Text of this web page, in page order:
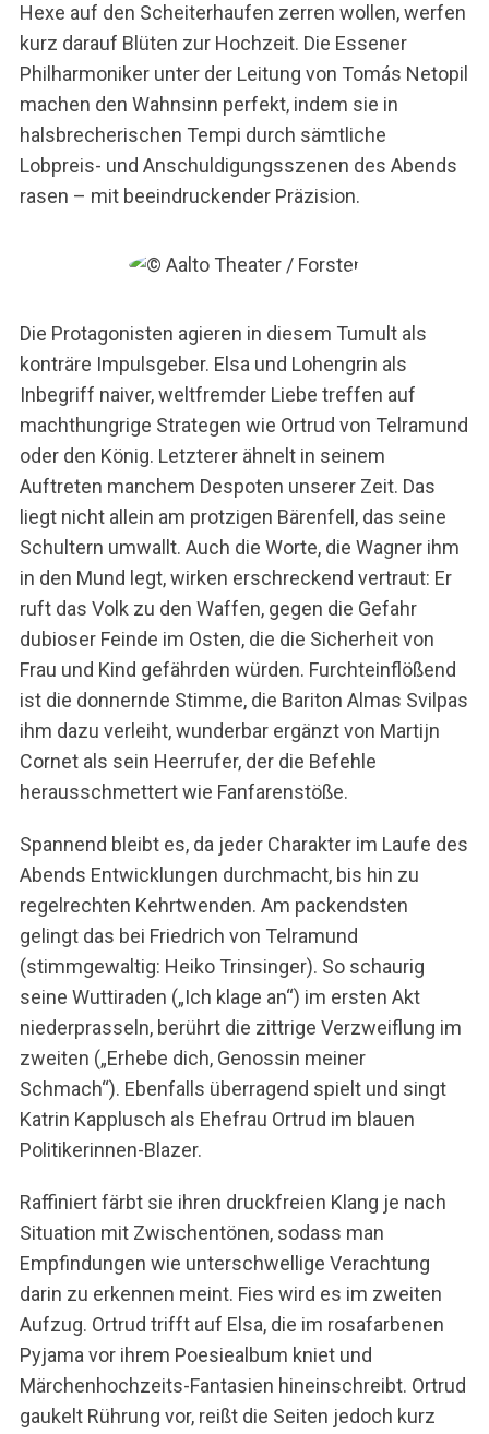
Hexe auf den Scheiterhaufen zerren wollen, werfen
kurz darauf Blüten zur Hochzeit. Die Essener
Philharmoniker unter der Leitung von Tomás Netopil
machen den Wahnsinn perfekt, indem sie in
halsbrecherischen Tempi durch sämtliche
Lobpreis- und Anschuldigungsszenen des Abends
rasen – mit beeindruckender Präzision.
Die Protagonisten agieren in diesem Tumult als
konträre Impulsgeber. Elsa und Lohengrin als
Inbegriff naiver, weltfremder Liebe treffen auf
machthungrige Strategen wie Ortrud von Telramund
oder den König. Letzterer ähnelt in seinem
Auftreten manchem Despoten unserer Zeit. Das
liegt nicht allein am protzigen Bärenfell, das seine
Schultern umwallt. Auch die Worte, die Wagner ihm
in den Mund legt, wirken erschreckend vertraut: Er
ruft das Volk zu den Waffen, gegen die Gefahr
dubioser Feinde im Osten, die die Sicherheit von
Frau und Kind gefährden würden. Furchteinflößend
ist die donnernde Stimme, die Bariton Almas Svilpas
ihm dazu verleiht, wunderbar ergänzt von Martijn
Cornet als sein Heerrufer, der die Befehle
herausschmettert wie Fanfarenstöße.
Spannend bleibt es, da jeder Charakter im Laufe des
Abends Entwicklungen durchmacht, bis hin zu
regelrechten Kehrtwenden. Am packendsten
gelingt das bei Friedrich von Telramund
(stimmgewaltig: Heiko Trinsinger). So schaurig
seine Wuttiraden („Ich klage an“) im ersten Akt
niederprasseln, berührt die zittrige Verzweiflung im
zweiten („Erhebe dich, Genossin meiner
Schmach“). Ebenfalls überragend spielt und singt
Katrin Kapplusch als Ehefrau Ortrud im blauen
Politikerinnen-Blazer.
Raffiniert färbt sie ihren druckfreien Klang je nach
Situation mit Zwischentönen, sodass man
Empfindungen wie unterschwellige Verachtung
darin zu erkennen meint. Fies wird es im zweiten
Aufzug. Ortrud trifft auf Elsa, die im rosafarbenen
Pyjama vor ihrem Poesiealbum kniet und
Märchenhochzeits-Fantasien hineinschreibt. Ortrud
gaukelt Rührung vor, reißt die Seiten jedoch kurz